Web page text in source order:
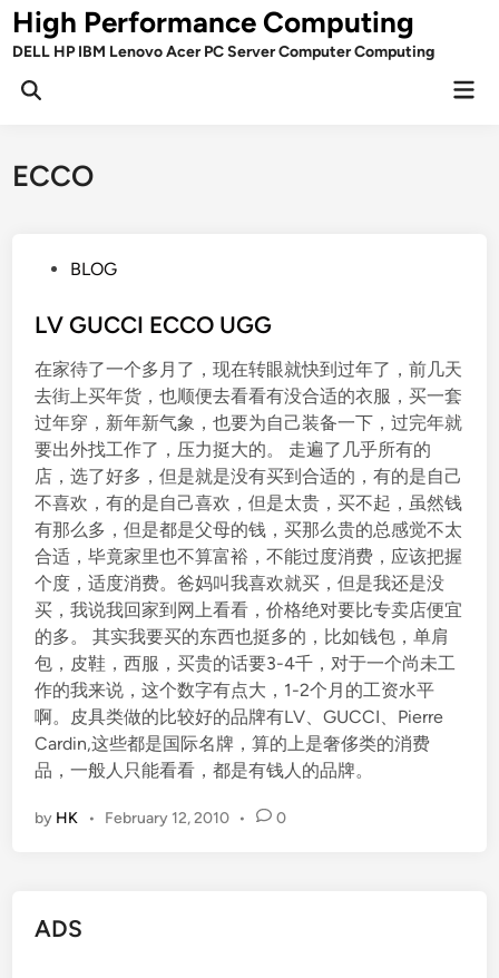
Skip
toHigh Performance Computing
DELL HP IBM Lenovo Acer PC Server Computer Computing
Open
ECCO
s
e
d
i
n
BLOG
LV GUCCI ECCO UGG
在家待了一个多月了，现在转眼就快到过年了，前几天
去街上买年货，也顺便去看看有没合适的衣服，买一套
过年穿，新年新气象，也要为自己装备一下，过完年就
要出外找工作了，压力挺大的。 走遍了几乎所有的
店，选了好多，但是就是没有买到合适的，有的是自己
不喜欢，有的是自己喜欢，但是太贵，买不起，虽然钱
有那么多，但是都是父母的钱，买那么贵的总感觉不太
合适，毕竟家里也不算富裕，不能过度消费，应该把握
个度，适度消费。爸妈叫我喜欢就买，但是我还是没
买，我说我回家到网上看看，价格绝对要比专卖店便宜
的多。 其实我要买的东西也挺多的，比如钱包，单肩
包，皮鞋，西服，买贵的话要3-4千，对于一个尚未工
作的我来说，这个数字有点大，1-2个月的工资水平
啊。皮具类做的比较好的品牌有LV、GUCCI、Pierre
Cardin,这些都是国际名牌，算的上是奢侈类的消费
品，一般人只能看看，都是有钱人的品牌。
by HK • February 12, 2010 • 0
ADS